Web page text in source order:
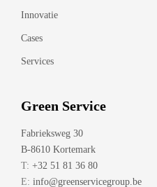
Innovatie
Cases
Services
Green Service
Fabrieksweg 30
B-8610 Kortemark
T: +32 51 81 36 80
E: info@greenservicegroup.be